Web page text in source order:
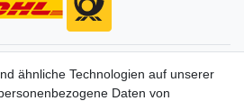
sie auf dem Laufenden
NACHNAME
ähnliche Technologien auf unserer
Daten von